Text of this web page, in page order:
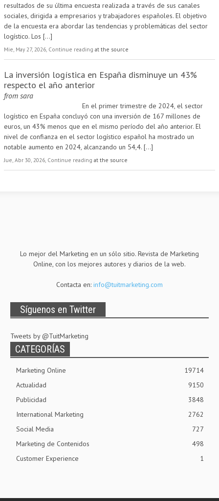
resultados de su última encuesta realizada a través de sus canales
sociales, dirigida a empresarios y trabajadores españoles. El objetivo
de la encuesta era abordar las tendencias y problemáticas del sector
logístico. Los [...]
Mie, May 27, 2026, Continue reading at the source
La inversión logística en España disminuye un 43%
respecto el año anterior
from sara
En el primer trimestre de 2024, el sector
logístico en España concluyó con una inversión de 167 millones de
euros, un 43% menos que en el mismo período del año anterior. El
nivel de confianza en el sector logístico español ha mostrado un
notable aumento en 2024, alcanzando un 54,4. [...]
Jue, Abr 30, 2026, Continue reading at the source
Lo mejor del Marketing en un sólo sitio. Revista de Marketing
Online, con los mejores autores y diarios de la web.
Contacta en: info@tuitmarketing.com
Síguenos en Twitter
Tweets by @TuitMarketing
CATEGORÍAS
Marketing Online
19714
Actualidad
9150
Publicidad
3848
International Marketing
2762
Social Media
727
Marketing de Contenidos
498
Customer Experience
1